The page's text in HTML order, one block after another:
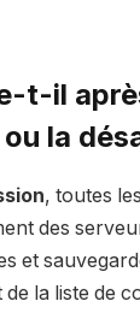
t-il
la
, toutes
des
et
la liste de